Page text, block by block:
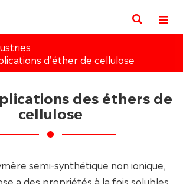
d'éther de cellulose
des éthers de
cellulose
semi-synthétique non ionique,
a des propriétés à la fois solubles